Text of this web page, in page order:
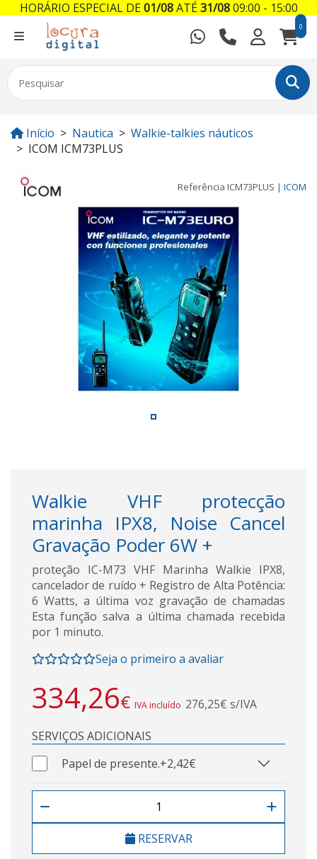
0
Início Nautica
Walkie-talkies náuticos
ICOM ICM73PLUS
Referência ICM73PLUS | ICOM
Walkie VHF protecção
marinha IPX8, Noise Cancel
Gravação Poder 6W +
proteção IC-M73 VHF Marinha Walkie IPX8,
cancelador de ruído + Registro de Alta Potência:
6 Watts, a última voz gravação de chamadas
Esta função salva a última chamada recebida
por 1 minuto.
Seja o primeiro a avaliar
334,26€ IVA incluído 276,25€ s/IVA
SERVIÇOS ADICIONAIS
Papel de presente.+2,42€
RESERVAR
HORÁRIO ESPECIAL DE01/08ATÉ31/0809:00 - 15:00